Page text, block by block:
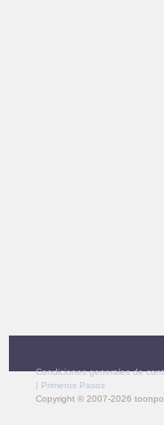
Condiciones generales de
| Primeros Pasos
Copyright © 2007-2026